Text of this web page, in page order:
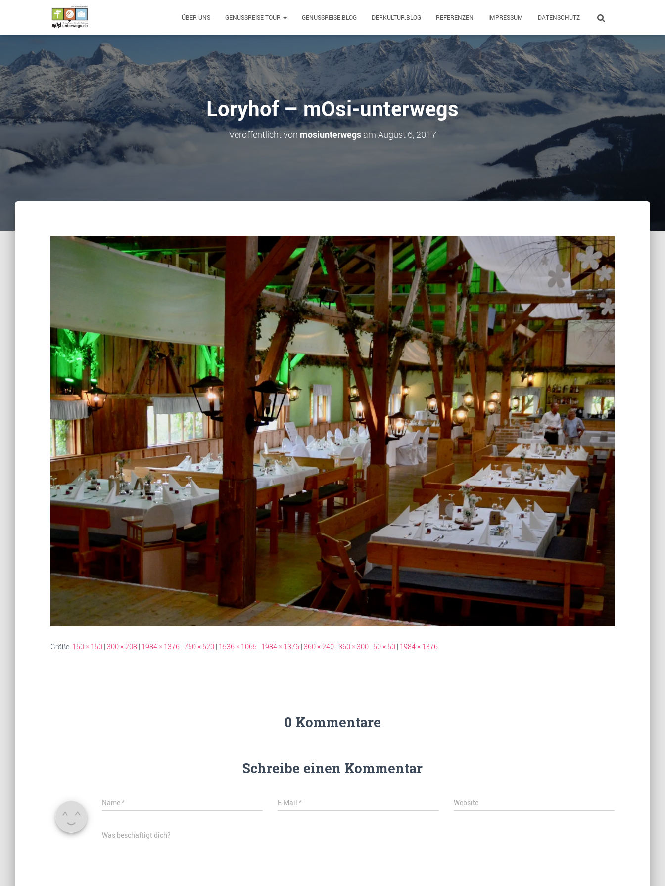
ÜBER UNS GENUSSREISE-TOUR GENUSSREISE.BLOG DERKULTUR.BLOG REFERENZEN IMPRESSUM DATENSCHUTZ
Loryhof – mOsi-unterwegs
Veröffentlicht von mosiunterwegsam August 6, 2017
Größe: 150 × 150 | 300 × 208 | 1984 × 1376 | 750 × 520 | 1536 × 1065 | 1984 × 1376 | 360 × 240 | 360 × 300 | 50 × 50 | 1984 × 1376
0 Kommentare
Schreibe einen Kommentar
Name* E-Mail* Website
Was beschäftigt dich?